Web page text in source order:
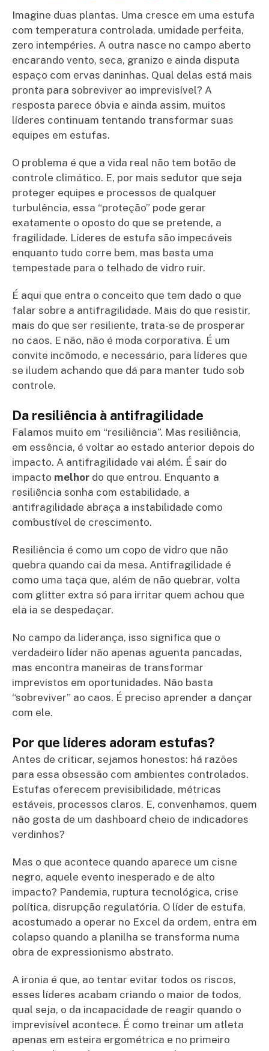
Imagine duas plantas. Uma cresce em uma estufa
com temperatura controlada, umidade perfeita,
zero intempéries. A outra nasce no campo aberto
encarando vento, seca, granizo e ainda disputa
espaço com ervas daninhas. Qual delas está mais
pronta para sobreviver ao imprevisível? A
resposta parece óbvia e ainda assim, muitos
líderes continuam tentando transformar suas
equipes em estufas.
O problema é que a vida real não tem botão de
controle climático. E, por mais sedutor que seja
proteger equipes e processos de qualquer
turbulência, essa “proteção” pode gerar
exatamente o oposto do que se pretende, a
fragilidade. Líderes de estufa são impecáveis
enquanto tudo corre bem, mas basta uma
tempestade para o telhado de vidro ruir.
É aqui que entra o conceito que tem dado o que
falar sobre a antifragilidade. Mais do que resistir,
mais do que ser resiliente, trata-se de prosperar
no caos. E não, não é moda corporativa. É um
convite incômodo, e necessário, para líderes que
se iludem achando que dá para manter tudo sob
controle.
Da resiliência à antifragilidade
Falamos muito em “resiliência”. Mas resiliência,
em essência, é voltar ao estado anterior depois do
impacto. A antifragilidade vai além. É sair do
impacto melhor do que entrou. Enquanto a
resiliência sonha com estabilidade, a
antifragilidade abraça a instabilidade como
combustível de crescimento.
Resiliência é como um copo de vidro que não
quebra quando cai da mesa. Antifragilidade é
como uma taça que, além de não quebrar, volta
com glitter extra só para irritar quem achou que
ela ia se despedaçar.
No campo da liderança, isso significa que o
verdadeiro líder não apenas aguenta pancadas,
mas encontra maneiras de transformar
imprevistos em oportunidades. Não basta
“sobreviver” ao caos. É preciso aprender a dançar
com ele.
Por que líderes adoram estufas?
Antes de criticar, sejamos honestos: há razões
para essa obsessão com ambientes controlados.
Estufas oferecem previsibilidade, métricas
estáveis, processos claros. E, convenhamos, quem
não gosta de um dashboard cheio de indicadores
verdinhos?
Mas o que acontece quando aparece um cisne
negro, aquele evento inesperado e de alto
impacto? Pandemia, ruptura tecnológica, crise
política, disrupção regulatória. O líder de estufa,
acostumado a operar no Excel da ordem, entra em
colapso quando a planilha se transforma numa
obra de expressionismo abstrato.
A ironia é que, ao tentar evitar todos os riscos,
esses líderes acabam criando o maior de todos,
qual seja, o da incapacidade de reagir quando o
imprevisível acontece. É como treinar um atleta
apenas em esteira ergométrica e no primeiro